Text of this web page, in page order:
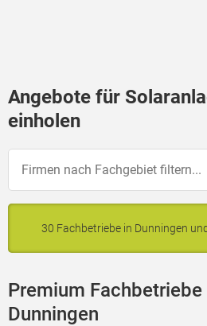
Angebote für
einholen
30 Fachbetriebe in Dunningen
Premium
Dunningen